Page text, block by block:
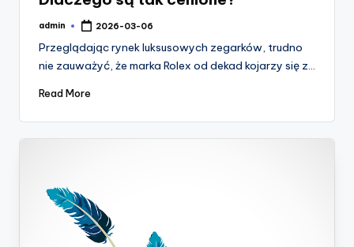
Posted
admin 2026-03-06
Przeglądając rynek luksusowych zegarków, trudno
nie zauważyć, że marka Rolex od dekad kojarzy się z…
Read More